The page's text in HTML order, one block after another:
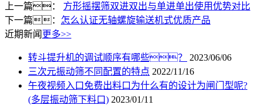
上一篇： 方形摇摆筛双进双出与单进单出使用优势对比
下一篇： 怎么认证无轴螺旋输送机式优质产品
近期新闻 更多>>
转斗提升机的调试顺序有哪些？
2023/06/06
三次元振动筛不同配置的特点 2022/11/16
午夜视频入口免费出料口为什么有的设计为闸门型呢?
(多层振动筛下料口) 2023/01/11